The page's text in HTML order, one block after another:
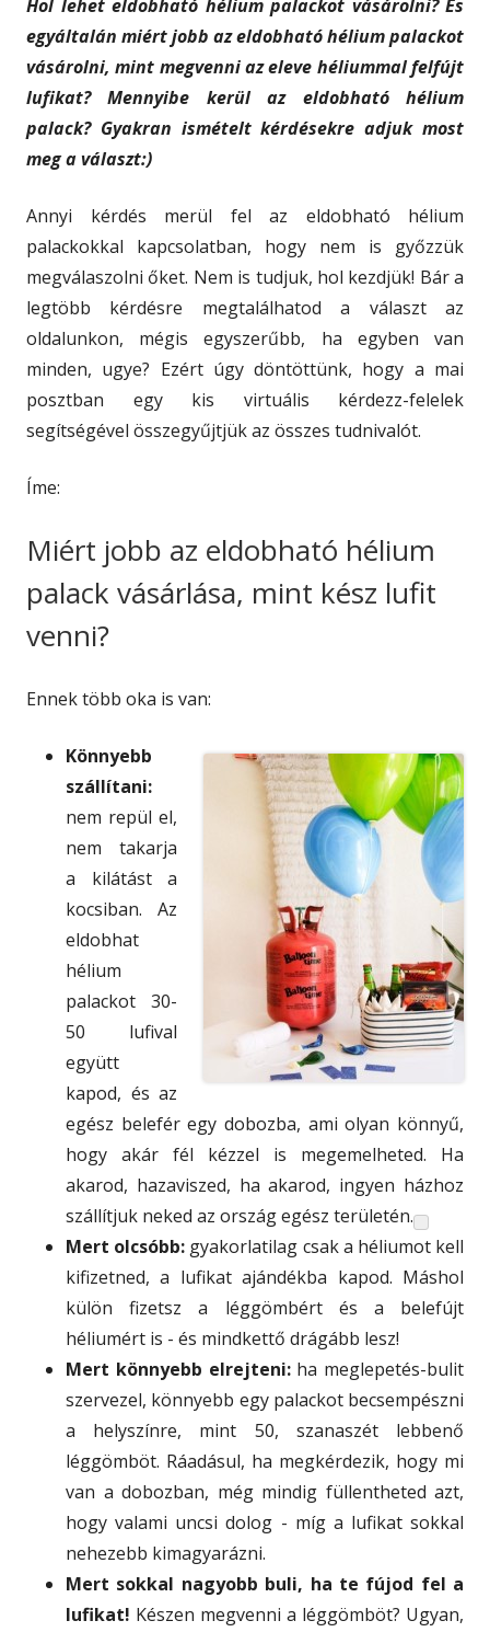
n
Hol lehet eldobható hélium palackot vásárolni? És
egyáltalán miért jobb az eldobható hélium palackot
vásárolni, mint megvenni az eleve héliummal felfújt
lufikat? Mennyibe kerül az eldobható hélium
palack? Gyakran ismételt kérdésekre adjuk most
meg a választ:)
Annyi kérdés merül fel az eldobható hélium
palackokkal kapcsolatban, hogy nem is győzzük
megválaszolni őket. Nem is tudjuk, hol kezdjük! Bár a
legtöbb kérdésre megtalálhatod a választ az
oldalunkon, mégis egyszerűbb, ha egyben van
minden, ugye? Ezért úgy döntöttünk, hogy a mai
posztban egy kis virtuális kérdezz-felelek
segítségével összegyűjtjük az összes tudnivalót.
Íme:
Miért jobb az eldobható hélium
palack vásárlása, mint kész lufit
venni?
Ennek több oka is van:
Könnyebb
szállítani:
nem repül el,
nem takarja
a kilátást a
kocsiban. Az
eldobhat
hélium
palackot 30-
50 lufival
együtt
kapod, és az
egész belefér egy dobozba, ami olyan könnyű,
hogy akár fél kézzel is megemelheted. Ha
akarod, hazaviszed, ha akarod, ingyen házhoz
szállítjuk neked az ország egész területén.
Mert olcsóbb: gyakorlatilag csak a héliumot kell
kifizetned, a lufikat ajándékba kapod. Máshol
külön fizetsz a léggömbért és a belefújt
héliumért is - és mindkettő drágább lesz!
Mert könnyebb elrejteni:ha meglepetés-bulit
szervezel, könnyebb egy palackot becsempészni
a helyszínre, mint 50, szanaszét lebbenő
léggömböt. Ráadásul, ha megkérdezik, hogy mi
van a dobozban, még mindig füllentheted azt,
hogy valami uncsi dolog - míg a lufikat sokkal
nehezebb kimagyarázni.
Mert sokkal nagyobb buli, ha te fújod fel a
lufikat! Készen megvenni a léggömböt? Ugyan,